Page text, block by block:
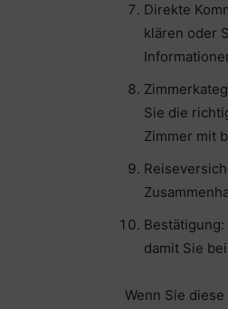
Direkte
klären oder
Sie die
Zimmer mit
damit Sie
Wenn Sie